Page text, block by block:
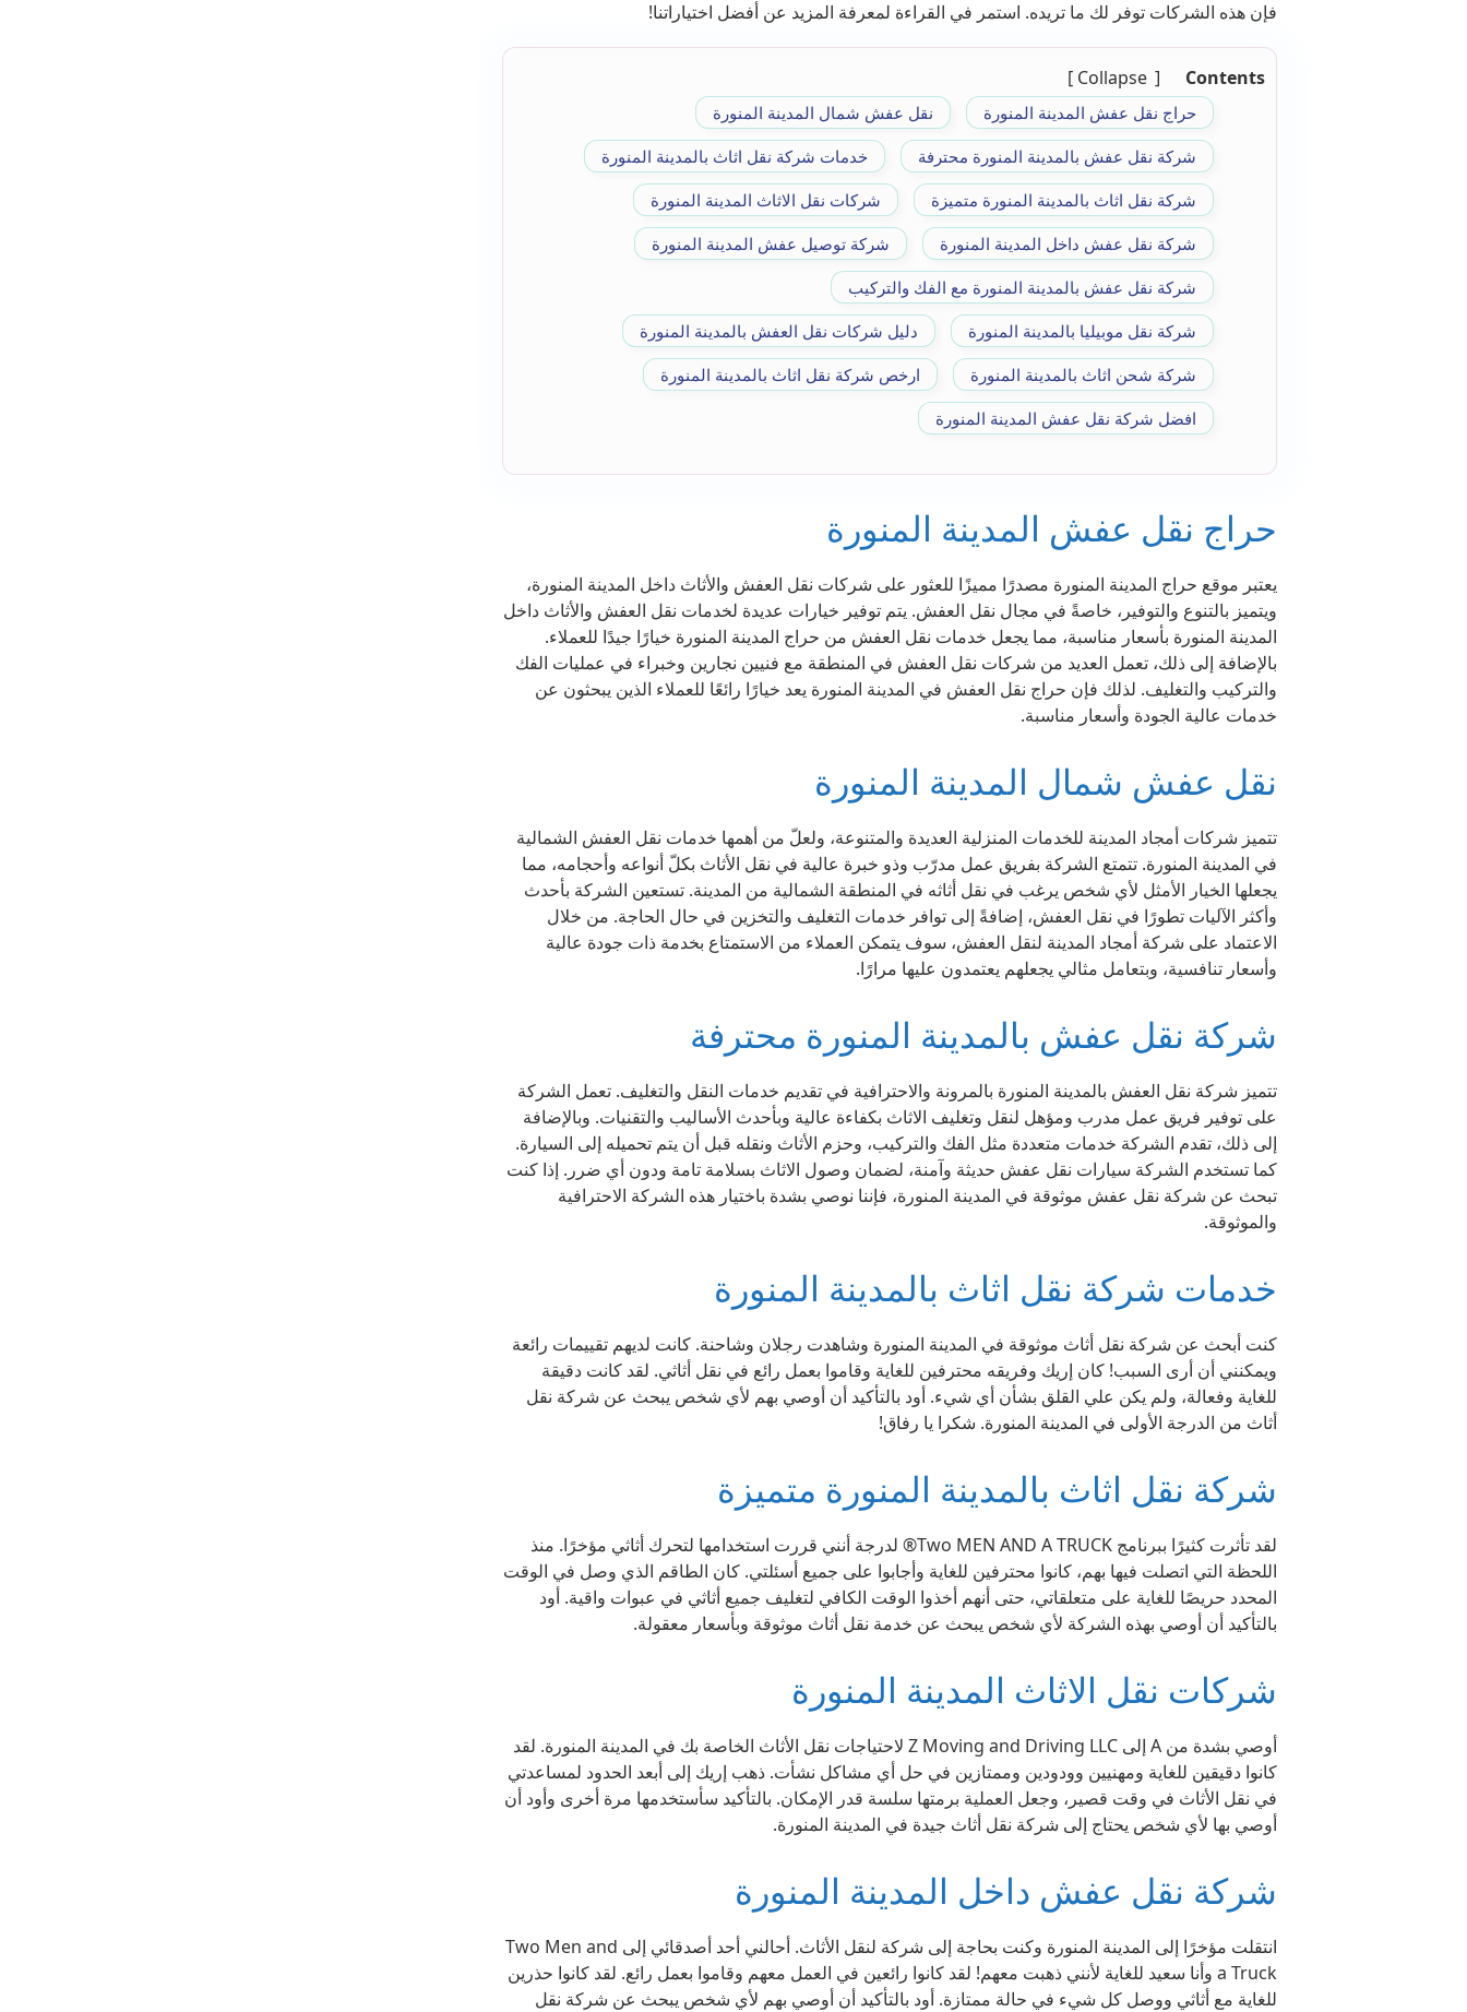
فإن هذه الشركات توفر لك ما تريده. استمر في القراءة لمعرفة المزيد عن أفضل اختياراتنا!
Contents
Collapse
حراج نقل عفش المدينة المنورة
نقل عفش شمال المدينة المنورة
شركة نقل عفش بالمدينة المنورة محترفة
خدمات شركة نقل اثاث بالمدينة المنورة
شركة نقل اثاث بالمدينة المنورة متميزة
شركات نقل الاثاث المدينة المنورة
شركة نقل عفش داخل المدينة المنورة
شركة توصيل عفش المدينة المنورة
شركة نقل عفش بالمدينة المنورة مع الفك والتركيب
شركة نقل موبيليا بالمدينة المنورة
دليل شركات نقل العفش بالمدينة المنورة
شركة شحن اثاث بالمدينة المنورة
ارخص شركة نقل اثاث بالمدينة المنورة
افضل شركة نقل عفش المدينة المنورة
حراج نقل عفش المدينة المنورة
يعتبر موقع حراج المدينة المنورة مصدرًا مميزًا للعثور على شركات نقل العفش والأثاث داخل المدينة المنورة،
ويتميز بالتنوع والتوفير، خاصةً في مجال نقل العفش. يتم توفير خيارات عديدة لخدمات نقل العفش والأثاث داخل
المدينة المنورة بأسعار مناسبة، مما يجعل خدمات نقل العفش من حراج المدينة المنورة خيارًا جيدًا للعملاء.
بالإضافة إلى ذلك، تعمل العديد من شركات نقل العفش في المنطقة مع فنيين نجارين وخبراء في عمليات الفك
والتركيب والتغليف. لذلك فإن حراج نقل العفش في المدينة المنورة يعد خيارًا رائعًا للعملاء الذين يبحثون عن
خدمات عالية الجودة وأسعار مناسبة.
نقل عفش شمال المدينة المنورة
تتميز شركات أمجاد المدينة للخدمات المنزلية العديدة والمتنوعة، ولعلّ من أهمها خدمات نقل العفش الشمالية
في المدينة المنورة. تتمتع الشركة بفريق عمل مدرّب وذو خبرة عالية في نقل الأثاث بكلّ أنواعه وأحجامه، مما
يجعلها الخيار الأمثل لأي شخص يرغب في نقل أثاثه في المنطقة الشمالية من المدينة. تستعين الشركة بأحدث
وأكثر الآليات تطورًا في نقل العفش، إضافةً إلى توافر خدمات التغليف والتخزين في حال الحاجة. من خلال
الاعتماد على شركة أمجاد المدينة لنقل العفش، سوف يتمكن العملاء من الاستمتاع بخدمة ذات جودة عالية
وأسعار تنافسية، وبتعامل مثالي يجعلهم يعتمدون عليها مرارًا.
شركة نقل عفش بالمدينة المنورة محترفة
تتميز شركة نقل العفش بالمدينة المنورة بالمرونة والاحترافية في تقديم خدمات النقل والتغليف. تعمل الشركة
على توفير فريق عمل مدرب ومؤهل لنقل وتغليف الاثاث بكفاءة عالية وبأحدث الأساليب والتقنيات. وبالإضافة
إلى ذلك، تقدم الشركة خدمات متعددة مثل الفك والتركيب، وحزم الأثاث ونقله قبل أن يتم تحميله إلى السيارة.
كما تستخدم الشركة سيارات نقل عفش حديثة وآمنة، لضمان وصول الاثاث بسلامة تامة ودون أي ضرر. إذا كنت
تبحث عن شركة نقل عفش موثوقة في المدينة المنورة، فإننا نوصي بشدة باختيار هذه الشركة الاحترافية
والموثوقة.
خدمات شركة نقل اثاث بالمدينة المنورة
كنت أبحث عن شركة نقل أثاث موثوقة في المدينة المنورة وشاهدت رجلان وشاحنة. كانت لديهم تقييمات رائعة
ويمكنني أن أرى السبب! كان إريك وفريقه محترفين للغاية وقاموا بعمل رائع في نقل أثاثي. لقد كانت دقيقة
للغاية وفعالة، ولم يكن علي القلق بشأن أي شيء. أود بالتأكيد أن أوصي بهم لأي شخص يبحث عن شركة نقل
أثاث من الدرجة الأولى في المدينة المنورة. شكرا يا رفاق!
شركة نقل اثاث بالمدينة المنورة متميزة
لقد تأثرت كثيرًا ببرنامج Two MEN AND A TRUCK® لدرجة أنني قررت استخدامها لتحرك أثاثي مؤخرًا. منذ
اللحظة التي اتصلت فيها بهم، كانوا محترفين للغاية وأجابوا على جميع أسئلتي. كان الطاقم الذي وصل في الوقت
المحدد حريصًا للغاية على متعلقاتي، حتى أنهم أخذوا الوقت الكافي لتغليف جميع أثاثي في عبوات واقية. أود
بالتأكيد أن أوصي بهذه الشركة لأي شخص يبحث عن خدمة نقل أثاث موثوقة وبأسعار معقولة.
شركات نقل الاثاث المدينة المنورة
أوصي بشدة من A إلى Z Moving and Driving LLC لاحتياجات نقل الأثاث الخاصة بك في المدينة المنورة. لقد
كانوا دقيقين للغاية ومهنيين وودودين وممتازين في حل أي مشاكل نشأت. ذهب إريك إلى أبعد الحدود لمساعدتي
في نقل الأثاث في وقت قصير، وجعل العملية برمتها سلسة قدر الإمكان. بالتأكيد سأستخدمها مرة أخرى وأود أن
أوصي بها لأي شخص يحتاج إلى شركة نقل أثاث جيدة في المدينة المنورة.
شركة نقل عفش داخل المدينة المنورة
انتقلت مؤخرًا إلى المدينة المنورة وكنت بحاجة إلى شركة لنقل الأثاث. أحالني أحد أصدقائي إلى Two Men and
a Truck وأنا سعيد للغاية لأنني ذهبت معهم! لقد كانوا رائعين في العمل معهم وقاموا بعمل رائع. لقد كانوا حذرين
للغاية مع أثاثي ووصل كل شيء في حالة ممتازة. أود بالتأكيد أن أوصي بهم لأي شخص يبحث عن شركة نقل